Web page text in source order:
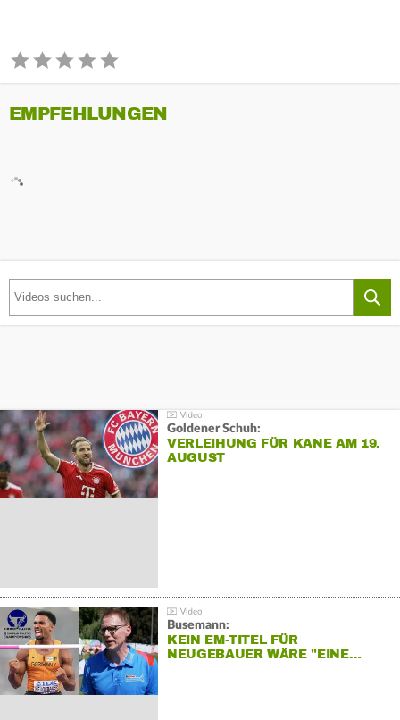
EMPFEHLUNGEN
Goldener Schuh:
VERLEIHUNG FÜR KANE AM 19.
AUGUST
Busemann:
KEIN EM-TITEL FÜR
NEUGEBAUER WÄRE "EINE…